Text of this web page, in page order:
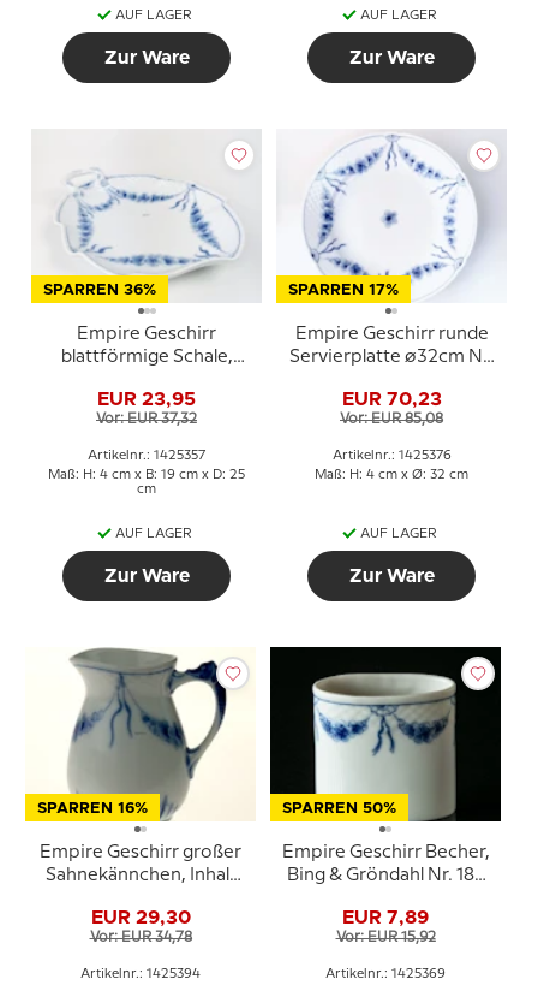
AUF LAGER
Zur Ware
AUF LAGER
Zur Ware
SPARREN 36%
Empire Geschirr
blattförmige Schale,
Gröndahl nr. 199 oder
357
EUR 23,95
Vor: EUR 37,32
Artikelnr.: 1425357
Maß: H: 4 cm x B: 19 cm x D: 25
cm
AUF LAGER
Zur Ware
SPARREN 17%
Empire Geschirr runde
Servierplatte ø32cm Nr.
EUR 70,23
Vor: EUR 85,08
Artikelnr.: 1425376
Maß: H: 4 cm x Ø: 32 cm
AUF LAGER
Zur Ware
SPARREN 16%
Empire Geschirr großer
Sahnekännchen, Inhalt
Nr. 394, 189 oder 303
EUR 29,30
Vor: EUR 34,78
Artikelnr.: 1425394
SPARREN 50%
Empire Geschirr Becher,
Bing & Gröndahl Nr. 183
EUR 7,89
Vor: EUR 15,92
Artikelnr.: 1425369